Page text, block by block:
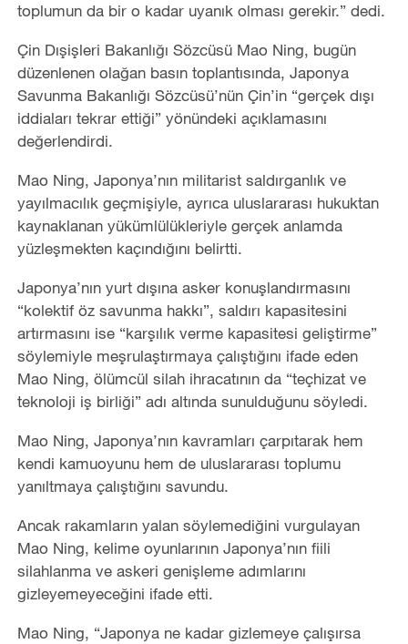
toplumun da bir o kadar uyanık olması gerekir.” dedi.
Çin Dışişleri Bakanlığı Sözcüsü Mao Ning, bugün
düzenlenen olağan basın toplantısında, Japonya
Savunma Bakanlığı Sözcüsü’nün Çin’in “gerçek dışı
iddiaları tekrar ettiği” yönündeki açıklamasını
değerlendirdi.
Mao Ning, Japonya’nın militarist saldırganlık ve
yayılmacılık geçmişiyle, ayrıca uluslararası hukuktan
kaynaklanan yükümlülükleriyle gerçek anlamda
yüzleşmekten kaçındığını belirtti.
Japonya’nın yurt dışına asker konuşlandırmasını
“kolektif öz savunma hakkı”, saldırı kapasitesini
artırmasını ise “karşılık verme kapasitesi geliştirme”
söylemiyle meşrulaştırmaya çalıştığını ifade eden
Mao Ning, ölümcül silah ihracatının da “teçhizat ve
teknoloji iş birliği” adı altında sunulduğunu söyledi.
Mao Ning, Japonya’nın kavramları çarpıtarak hem
kendi kamuoyunu hem de uluslararası toplumu
yanıltmaya çalıştığını savundu.
Ancak rakamların yalan söylemediğini vurgulayan
Mao Ning, kelime oyunlarının Japonya’nın fiili
silahlanma ve askeri genişleme adımlarını
gizleyemeyeceğini ifade etti.
Mao Ning, “Japonya ne kadar gizlemeye çalışırsa